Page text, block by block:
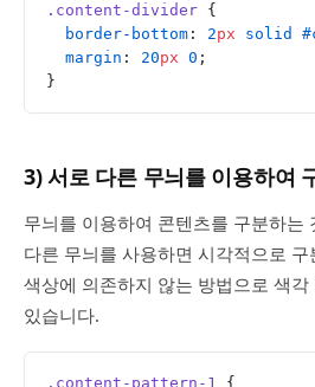
.content-divider {
  border-bottom
: 2px solid
  margin
: 20px 0 ;
}
3) 서로 다른 무늬를 이용하여
무늬를 이용하여 콘텐츠를 구분하는
다른 무늬를 사용하면 시각적으로
색상에 의존하지 않는 방법으로 색
있습니다.
.content-pattern-1 {